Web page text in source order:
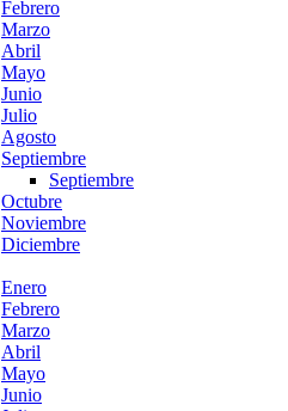
Febrero
Marzo
Abril
Mayo
Junio
Julio
Agosto
Septiembre
Septiembre
Octubre
Noviembre
Diciembre
Enero
Febrero
Marzo
Abril
Mayo
Junio